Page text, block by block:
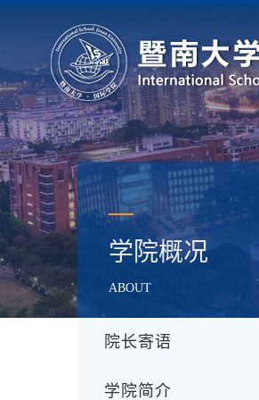
—
学院概况
ABOUT
院长寄语
学院简介